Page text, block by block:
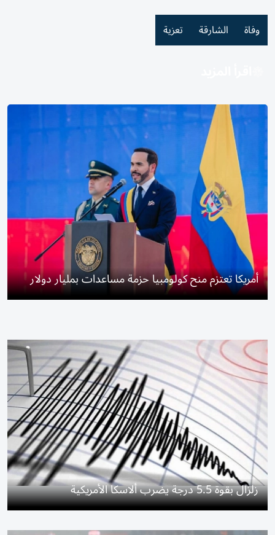
وفاة الشارقة تعزية
أمريكا تعتزم منح كولومبيا حزمة مساعدات بمليار دولار
زلزال بقوة 5.5 درجة يضرب ألاسكا الأمريكية